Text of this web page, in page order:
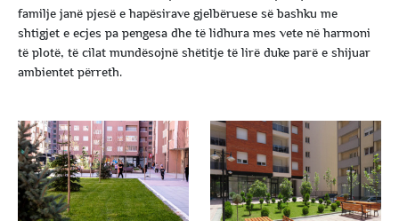
familje janë pjesë e hapësirave gjelbëruese së bashku me
shtigjet e ecjes pa pengesa dhe të lidhura mes vete në harmoni
të plotë, të cilat mundësojnë shëtitje të lirë duke parë e shijuar
ambientet përreth.